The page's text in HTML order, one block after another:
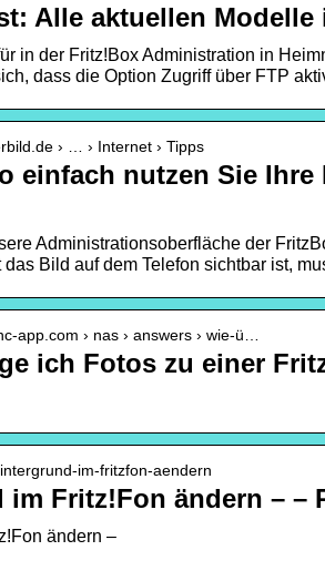
Alle aktuellen Modelle
in der Fritz!Box Administration in
dass die Option Zugriff über FTP
› … › Internet › Tipps
einfach nutzen Sie Ihre
Administrationsoberfläche der
Bild auf dem Telefon sichtbar ist,
app.com › nas › answers › wie-ü…
ich Fotos zu einer
im-fritzfon-aendern
im Fritz!Fon ändern – –
ändern –